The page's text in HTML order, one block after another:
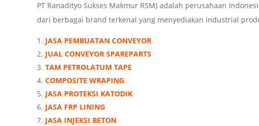
PT Ranadityo Sukses Makmur RSM) adalah perusahaan
dari berbagai brand terkenal yang menyediakan industrial
JASA PEMBUATAN CONVEYOR
JUAL CONVEYOR SPAREPARTS
TAM PETROLATUM TAPE
COMPOSITE WRAPING
JASA PROTEKSI KATODIK
JASA FRP LINING
JASA INJEKSI BETON